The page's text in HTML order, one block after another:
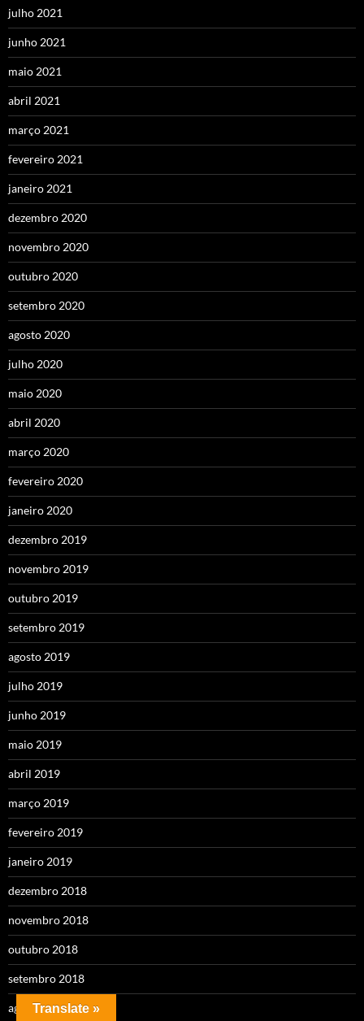
julho 2021
junho 2021
maio 2021
abril 2021
março 2021
fevereiro 2021
janeiro 2021
dezembro 2020
novembro 2020
outubro 2020
setembro 2020
agosto 2020
julho 2020
maio 2020
abril 2020
março 2020
fevereiro 2020
janeiro 2020
dezembro 2019
novembro 2019
outubro 2019
setembro 2019
agosto 2019
julho 2019
junho 2019
maio 2019
abril 2019
março 2019
fevereiro 2019
janeiro 2019
dezembro 2018
novembro 2018
outubro 2018
setembro 2018
agosto 2018
Translate »